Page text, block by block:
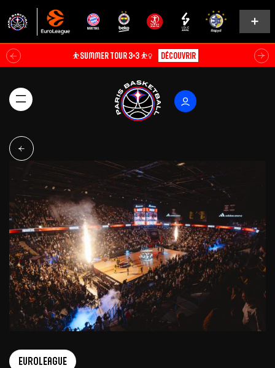
⛹️SUMMER TOUR 3×3 ⛹️‍♀️ Découvrir
EuroLeague